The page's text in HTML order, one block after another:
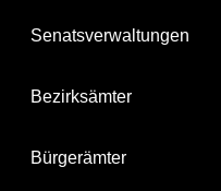
Senatsverwaltungen
Bezirksämter
Bürgerämter